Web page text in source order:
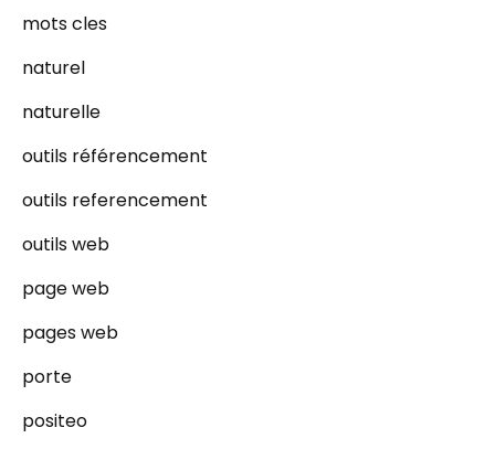
mots cles
naturel
naturelle
outils référencement
outils referencement
outils web
page web
pages web
porte
positeo